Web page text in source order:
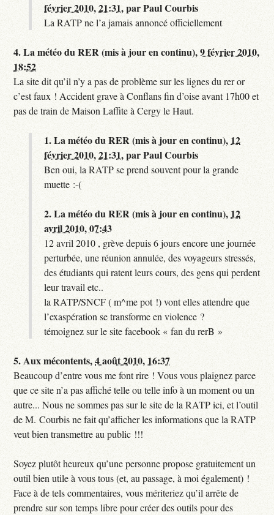
février 2010, 21:31,parPaul Courbis
La RATP ne l’a jamais annoncé officiellement
4.La météo du RER (mis à jour en continu),9 février 2010,
18:52
La site dit qu’il n’y a pas de problème sur les lignes du rer or
c’est faux ! Accident grave à Conflans fin d’oise avant 17h00 et
pas de train de Maison Laffite à Cergy le Haut.
1.La météo du RER (mis à jour en continu), 12
février 2010, 21:31,parPaul Courbis
Ben oui, la RATP se prend souvent pour la grande
muette :-(
2.La météo du RER (mis à jour en continu), 12
avril 2010, 07:43
12 avril 2010 , grève depuis 6 jours encore une journée
perturbée, une réunion annulée, des voyageurs stressés,
des étudiants qui ratent leurs cours, des gens qui perdent
leur travail etc..
la RATP/SNCF ( m^me pot !) vont elles attendre que
l’exaspération se transforme en violence ?
témoignez sur le site facebook « fan du rerB »
5.Aux mécontents,4 août 2010, 16:37
Beaucoup d’entre vous me font rire ! Vous vous plaignez parce
que ce site n’a pas affiché telle ou telle info à un moment ou un
autre... Nous ne sommes pas sur le site de la RATP ici, et l’outil
de M. Courbis ne fait qu’afficher les informations que la RATP
veut bien transmettre au public !!!
Soyez plutôt heureux qu’une personne propose gratuitement un
outil bien utile à vous tous (et, au passage, à moi également) !
Face à de tels commentaires, vous mériteriez qu’il arrête de
prendre sur son temps libre pour créer des outils pour des